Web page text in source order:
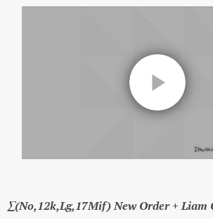
∑(No,12k,Lg,17Mif) New Order + Liam